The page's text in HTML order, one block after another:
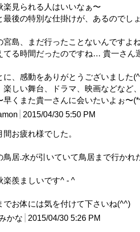
楽見られる人はいいなぁ〜
最後の特別な仕掛けが、あるのでし
宮島、まだ行ったことないんですよ
てる時間だったのですね… 貴一さん
に、感動をありがとうございました
楽しい舞台、ドラマ、映画などなど
早くまた貴一さんに会いたいよぉ〜
2015/04/30 5:50 PM
間お疲れ様でした。
鳥居.水が引いていて鳥居まで行かれ
楽羨ましいです^ - ^
でお体には気を付けて下さいね(^^)
かな
2015/04/30 5:26 PM